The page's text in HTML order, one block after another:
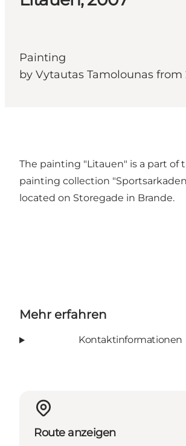
Painting
by Vytautas Tamolounas from
The painting "Litauen" is a part of
painting collection
located on Storegade in Brande.
Mehr erfahren
Kontaktinformationen
Route anzeigen